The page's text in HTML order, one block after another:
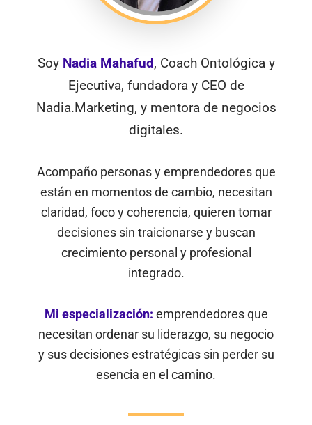
Soy Nadia Mahafud, Coach Ontológica y
Ejecutiva, fundadora y CEO de
Nadia.Marketing, y mentora de negocios
digitales.
Acompaño personas y emprendedores que
están en momentos de cambio, necesitan
claridad, foco y coherencia, quieren tomar
decisiones sin traicionarse y buscan
crecimiento personal y profesional
integrado.
Mi especialización: emprendedores que
necesitan ordenar su liderazgo, su negocio
y sus decisiones estratégicas sin perder su
esencia en el camino.